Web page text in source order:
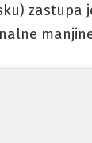
zastupa